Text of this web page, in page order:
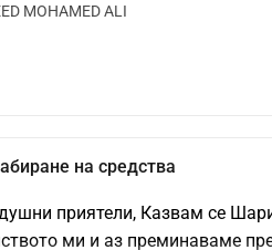
MOHAMED ALI
на средства
приятели, Казвам се
ми и аз преминаваме